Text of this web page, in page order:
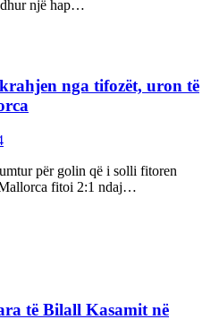
një hap…
nga tifozët, uron të
për golin që i solli fitoren
fitoi 2:1 ndaj…
të Bilall Kasamit në